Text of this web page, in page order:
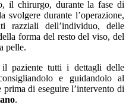
il chirurgo, durante la fase di
svolgere durante l’operazione,
razziali dell’individuo, delle
forma del resto del viso, del
pelle.
paziente tutti i dettagli delle
e guidandolo al
di eseguire l’intervento di
.